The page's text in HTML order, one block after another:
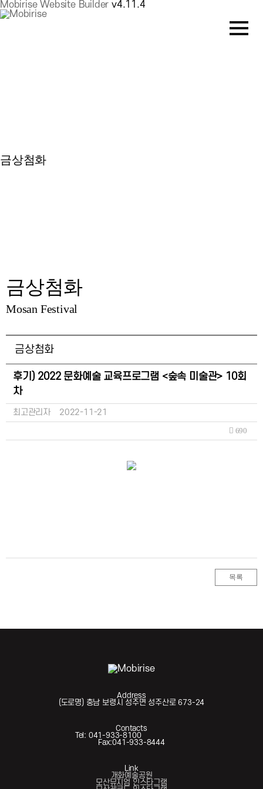
Mobirise Website Builder v4.11.4
금상첨화
금상첨화
Mosan Festival
금상첨화
후기) 2022 문화예술 교육프로그램 <숲속 미술관> 10회
차
최고관리자 2022-11-21
690
목록
Address
(도로명) 충남 보령시 성주면 성주산로 673-24
Contacts
Tel: 041-933-8100
Fax:041-933-8444
Link
개화예술공원
모산뮤지엄 인스타그램